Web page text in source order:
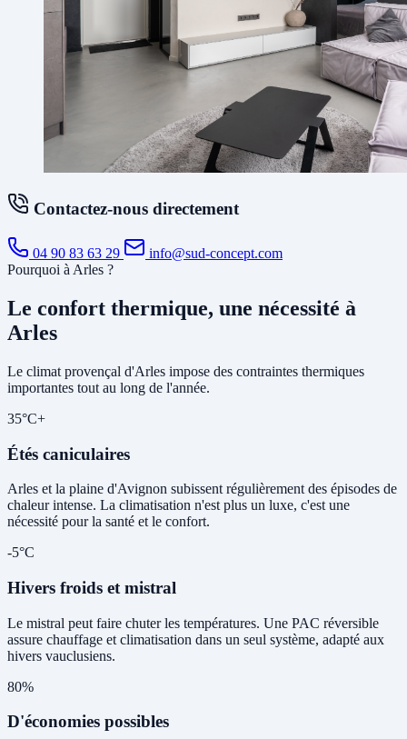
Contactez-nous directement
04 90 83 63 29
info@sud-concept.com
Pourquoi à Arles ?
Le confort thermique, une nécessité à
Arles
Le climat provençal d'Arles impose des contraintes thermiques
importantes tout au long de l'année.
35°C+
Étés caniculaires
Arles et la plaine d'Avignon subissent régulièrement des épisodes de
chaleur intense. La climatisation n'est plus un luxe, c'est une
nécessité pour la santé et le confort.
-5°C
Hivers froids et mistral
Le mistral peut faire chuter les températures. Une PAC réversible
assure chauffage et climatisation dans un seul système, adapté aux
hivers vauclusiens.
80%
D'économies possibles